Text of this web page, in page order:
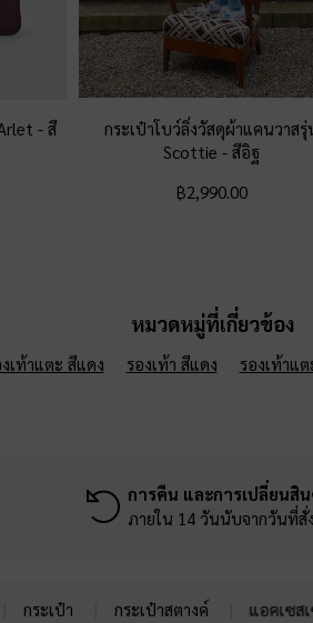
- สี
กระเป๋าโบว์ลิ่งวัสดุผ้าแคนวาสรุ่
Scottie-สีอิฐ
฿2,990.00
หมวดหมู่ที่เกี่ยวข้อง
เท้าแตะ สีแดง รองเท้า สีแดง รองเท้าแ
การคืน และการเปลี่ยนสิ
ภายใน 14 วันนับจากวันที่สั่
กระเป๋า กระเป๋าสตางค์ แอคเซส